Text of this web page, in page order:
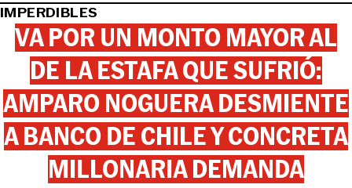
IMPERDIBLES
VA POR UN MONTO MAYOR AL
DE LA ESTAFA QUE SUFRIÓ:
AMPARO NOGUERA DESMIENTE
A BANCO DE CHILE Y CONCRETA
MILLONARIA DEMANDA